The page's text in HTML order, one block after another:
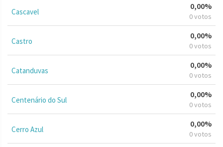
Cascavel
0,00%
0 votos
Castro
0,00%
0 votos
Catanduvas
0,00%
0 votos
Centenário do Sul
0,00%
0 votos
Cerro Azul
0,00%
0 votos